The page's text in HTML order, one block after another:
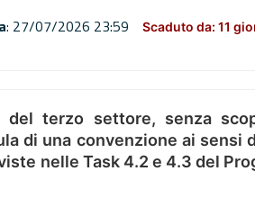
: 27/07/2026 23:59 Scaduto da: 11
terzo settore, senza
una convenzione ai sensi
nelle Task 4.2 e 4.3 del